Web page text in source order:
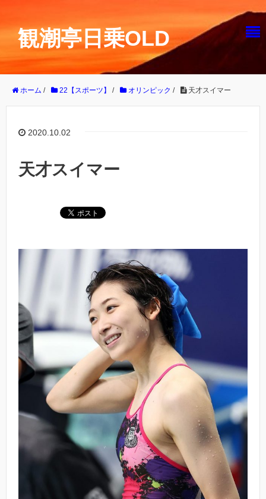
観潮亭日乗OLD
ホーム / 22【スポーツ】 / オリンピック / 天才スイマー
2020.10.02
天才スイマー